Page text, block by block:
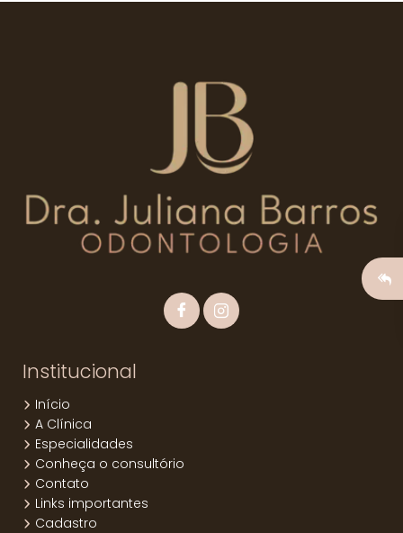
Institucional
Início
A Clínica
Especialidades
Conheça o consultório
Contato
Links importantes
Cadastro